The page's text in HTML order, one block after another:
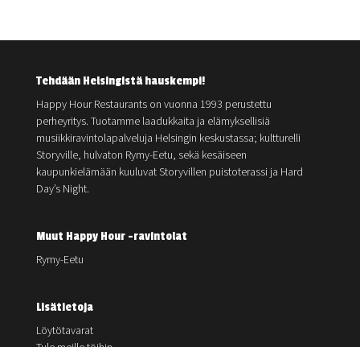
Tehdään Helsingistä hauskempi!
Happy Hour Restaurants on vuonna 1993 perustettu
perheyritys. Tuotamme laadukkaita ja elämyksellisiä
musiikkiravintolapalveluja Helsingin keskustassa; kultturelli
Storyville, hulvaton Rymy-Eetu, sekä kesäiseen
kaupunkielämään kuuluvat Storyvillen puistoterassi ja Hard
Day’s Night.
Muut Happy Hour -ravintolat
Rymy-Eetu
Lisätietoja
Löytötavarat